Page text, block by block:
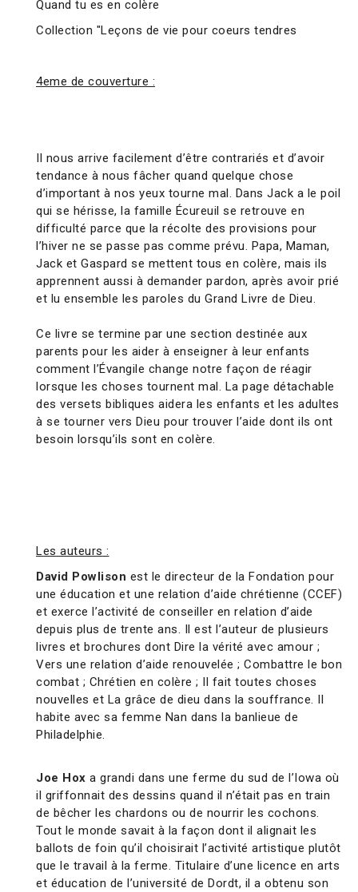
Quand tu es en colère
Collection "Leçons de vie pour coeurs tendres
4eme de couverture :
Il nous arrive facilement d’être contrariés et d’avoir
tendance à nous fâcher quand quelque chose
d’important à nos yeux tourne mal. Dans Jack a le poil
qui se hérisse, la famille Écureuil se retrouve en
difficulté parce que la récolte des provisions pour
l’hiver ne se passe pas comme prévu. Papa, Maman,
Jack et Gaspard se mettent tous en colère, mais ils
apprennent aussi à demander pardon, après avoir prié
et lu ensemble les paroles du Grand Livre de Dieu.
Ce livre se termine par une section destinée aux
parents pour les aider à enseigner à leur enfants
comment l’Évangile change notre façon de réagir
lorsque les choses tournent mal. La page détachable
des versets bibliques aidera les enfants et les adultes
à se tourner vers Dieu pour trouver l’aide dont ils ont
besoin lorsqu’ils sont en colère.
Les auteurs :
David Powlison est le directeur de la Fondation pour
une éducation et une relation d’aide chrétienne (CCEF)
et exerce l’activité de conseiller en relation d’aide
depuis plus de trente ans. Il est l’auteur de plusieurs
livres et brochures dont Dire la vérité avec amour ;
Vers une relation d’aide renouvelée ; Combattre le bon
combat ; Chrétien en colère ; Il fait toutes choses
nouvelles et La grâce de dieu dans la souffrance. Il
habite avec sa femme Nan dans la banlieue de
Philadelphie.
Joe Hox a grandi dans une ferme du sud de l’Iowa où
il griffonnait des dessins quand il n’était pas en train
de bêcher les chardons ou de nourrir les cochons.
Tout le monde savait à la façon dont il alignait les
ballots de foin qu’il choisirait l’activité artistique plutôt
que le travail à la ferme. Titulaire d’une licence en arts
et éducation de l’université de Dordt, il a obtenu son